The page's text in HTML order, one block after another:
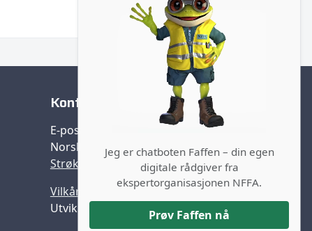
Kontakt oss
E-post:
Norsk forening farlig avfall (NFFA)
Strøket 9, 1383 Asker
Vilkår og personvern
Utviklet av
Promsys
Jeg er chatboten Faffen – din egen
digitale rådgiver fra
ekspertorganisasjonen NFFA.
Prøv Faffen nå